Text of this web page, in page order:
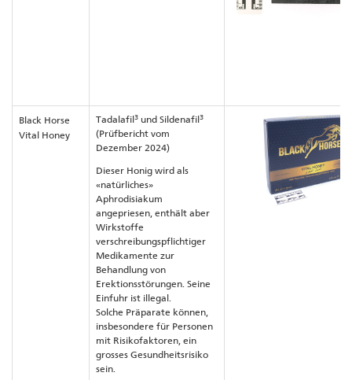
Black Horse
Vital Honey
Tadalafil3 und Sildenafil3
(Prüfbericht vom
Dezember 2024)
Dieser Honig wird als
«natürliches»
Aphrodisiakum
angepriesen, enthält aber
Wirkstoffe
verschreibungspflichtiger
Medikamente zur
Behandlung von
Erektionsstörungen. Seine
Einfuhr ist illegal.
Solche Präparate können,
insbesondere für Personen
mit Risikofaktoren, ein
grosses Gesundheitsrisiko
sein.